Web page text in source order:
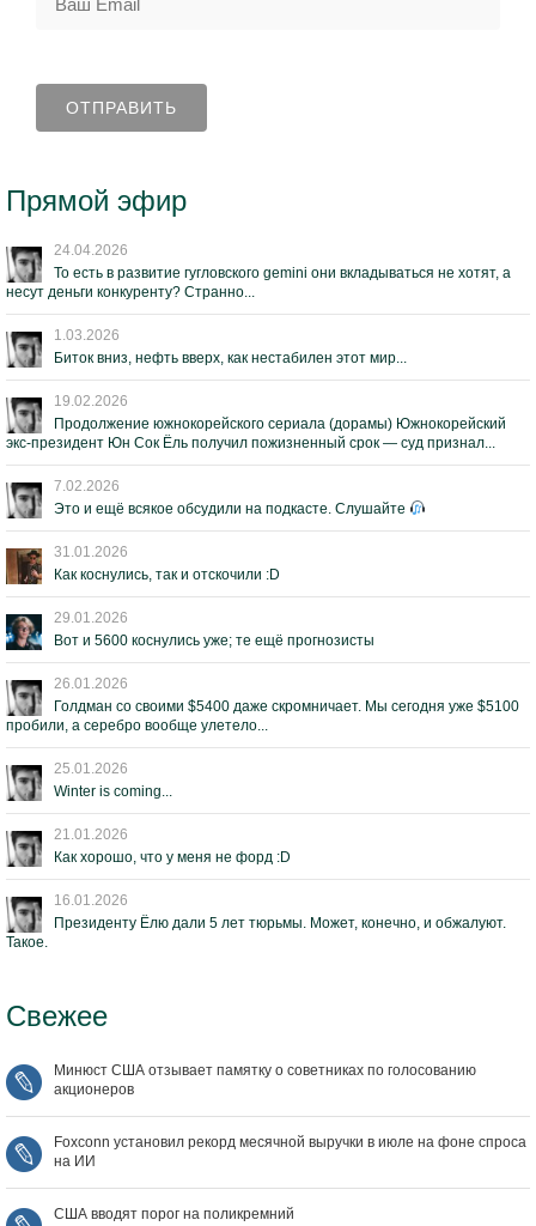
Прямой эфир
24.04.2026
То есть в развитие гугловского gemini они вкладываться не хотят, а
несут деньги конкуренту? Странно...
1.03.2026
Биток вниз, нефть вверх, как нестабилен этот мир...
19.02.2026
Продолжение южнокорейского сериала (дорамы) Южнокорейский
экс-президент Юн Сок Ёль получил пожизненный срок — суд признал...
7.02.2026
Это и ещё всякое обсудили на подкасте. Слушайте
31.01.2026
Как коснулись, так и отскочили :D
29.01.2026
Вот и 5600 коснулись уже; те ещё прогнозисты
26.01.2026
Голдман со своими $5400 даже скромничает. Мы сегодня уже $5100
пробили, а серебро вообще улетело...
25.01.2026
Winter is coming...
21.01.2026
Как хорошо, что у меня не форд :D
16.01.2026
Президенту Ёлю дали 5 лет тюрьмы. Может, конечно, и обжалуют.
Такое.
Свежее
Минюст США отзывает памятку о советниках по голосованию
акционеров
Foxconn установил рекорд месячной выручки в июле на фоне спроса
на ИИ
США вводят порог на поликремний